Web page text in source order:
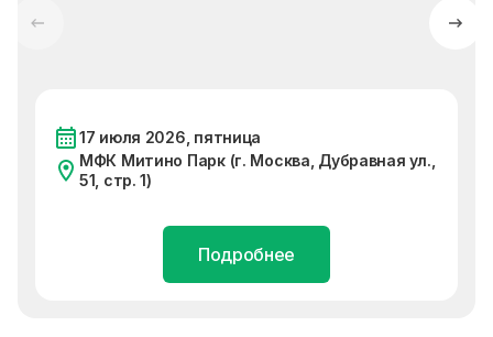
17 июля 2026, пятница
МФК Митино Парк (г. Москва, Дубравная ул.,
51, стр. 1)
Подробнее